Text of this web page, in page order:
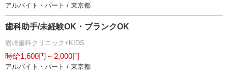
アルバイト・パート / 東京都
歯科助手/未経験OK・ブランクOK
崎歯科クリニック+KIDS
時給1,600円～2,000円
アルバイト・パート / 東京都